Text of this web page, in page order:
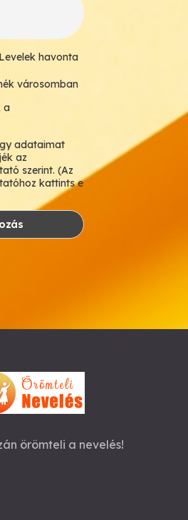
havonta
városomban
a
adataimat
az
szerint. (Az
kattints e
örömteli a nevelés!